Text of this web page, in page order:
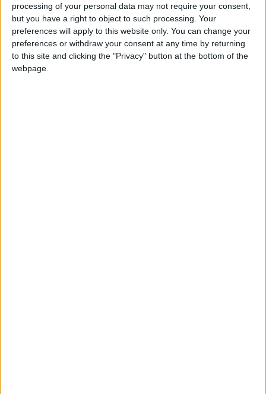
processing of your personal data may not require your consent,
but you have a right to object to such processing. Your
preferences will apply to this website only. You can change your
preferences or withdraw your consent at any time by returning
to this site and clicking the "Privacy" button at the bottom of the
webpage.
los pasos o etapas en la elaboración de un buen
mezcal revisten la misma importancia y por eso
se cuida cada paso del proceso necesario para
destilar el mezcal y eso significa comenzar
seleccionando la semilla de los ejemplares más